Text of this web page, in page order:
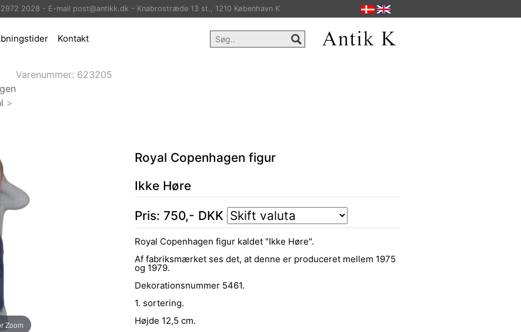
2972 2028 - E-mail post@antikk.dk - Knabrostræde 13 st., 1210 København K
Kontakt
>
Varenummer: 623205
Zoom
Royal Copenhagen figur
Ikke Høre
Pris: 750,- DKK
Royal Copenhagen figur kaldet "Ikke Høre".
Af fabriksmærket ses det, at denne er produceret mellem 1975
og 1979.
Dekorationsnummer 5461.
1. sortering.
Højde 12,5 cm.